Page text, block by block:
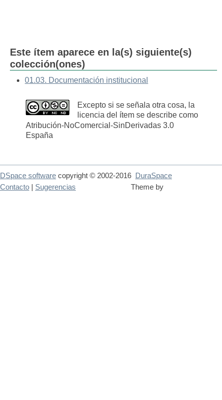
Este ítem aparece en la(s) siguiente(s)
colección(ones)
01.03. Documentación institucional
Excepto si se señala otra cosa, la
licencia del ítem se describe como
Atribución-NoComercial-SinDerivadas 3.0
España
DSpace software copyright © 2002-2016
DuraSpace
Theme by
Contacto Sugerencias